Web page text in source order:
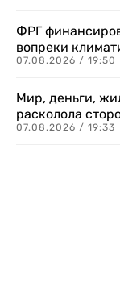
ФРГ
вопреки
07.08.2026 / 19:50
Мир, деньги,
расколола
07.08.2026 / 19:33